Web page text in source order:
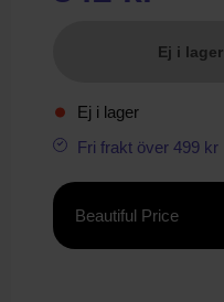
Ej i lager
Ej i lager
Fri frakt över 499 kr
Beautiful Price